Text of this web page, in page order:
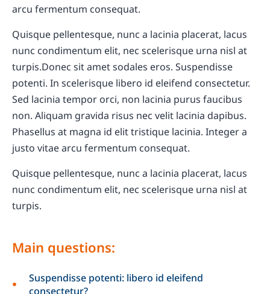
arcu fermentum consequat.
Quisque pellentesque, nunc a lacinia placerat, lacus
nunc condimentum elit, nec scelerisque urna nisl at
turpis.Donec sit amet sodales eros. Suspendisse
potenti. In scelerisque libero id eleifend consectetur.
Sed lacinia tempor orci, non lacinia purus faucibus
non. Aliquam gravida risus nec velit lacinia dapibus.
Phasellus at magna id elit tristique lacinia. Integer a
justo vitae arcu fermentum consequat.
Quisque pellentesque, nunc a lacinia placerat, lacus
nunc condimentum elit, nec scelerisque urna nisl at
turpis.
Main questions:
Suspendisse potenti: libero id eleifend
consectetur?